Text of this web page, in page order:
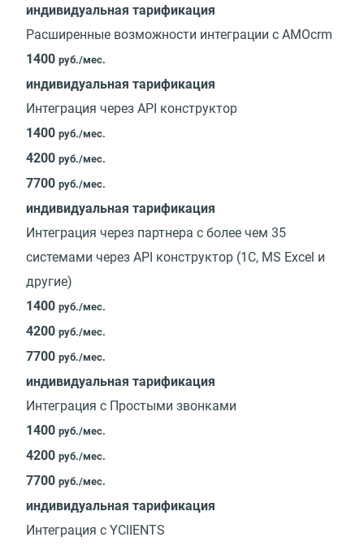
индивидуальная тарификация
Расширенные возможности интеграции с AMOcrm
1400 руб./мес.
индивидуальная тарификация
Интеграция через API конструктор
1400 руб./мес.
4200 руб./мес.
7700 руб./мес.
индивидуальная тарификация
Интеграция через партнера с более чем 35
системами через API конструктор (1С, MS Excel и
другие)
1400 руб./мес.
4200 руб./мес.
7700 руб./мес.
индивидуальная тарификация
Интеграция с Простыми звонками
1400 руб./мес.
4200 руб./мес.
7700 руб./мес.
индивидуальная тарификация
Интеграция с YClIENTS